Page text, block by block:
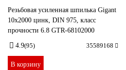
Резьбовая усиленная шпилька Gigant
10x2000 цинк, DIN 975, класс
прочности 6.8 GTR-68102000
4.9(95) 35589168
В корзину